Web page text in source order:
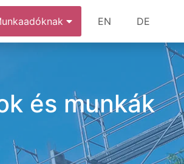
EN DE
és munkák